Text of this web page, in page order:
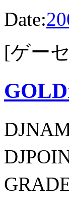
Date:
[ゲー